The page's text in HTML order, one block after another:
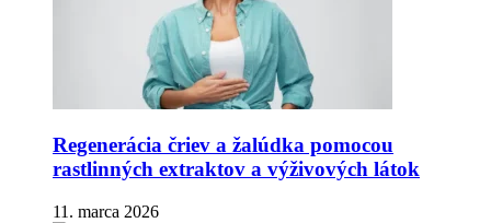
Regenerácia čriev a žalúdka pomocou
rastlinných extraktov a výživových látok
11. marca 2026